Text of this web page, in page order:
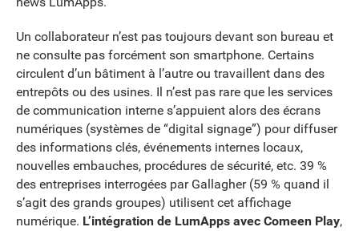
Un collaborateur n’est pas toujours devant son bureau et
ne consulte pas forcément son smartphone. Certains
circulent d’un bâtiment à l’autre ou travaillent dans des
entrepôts ou des usines. Il n’est pas rare que les services
de communication interne s’appuient alors des écrans
numériques (systèmes de “digital signage”) pour diffuser
des informations clés, événements internes locaux,
nouvelles embauches, procédures de sécurité, etc. 39 %
des entreprises interrogées par Gallagher (59 % quand il
s’agit des grands groupes) utilisent cet affichage
numérique. L’intégration de LumApps avec Comeen Play,